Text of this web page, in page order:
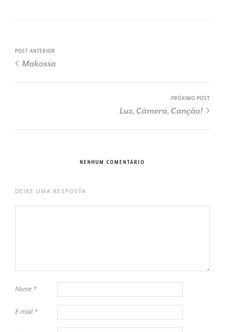
POST ANTERIOR
Makossa
PRÓXIMO POST
Luz, Câmera, Canção!
NENHUM COMENTÁRIO
DEIXE UMA RESPOSTA
Nome *
E-mail*